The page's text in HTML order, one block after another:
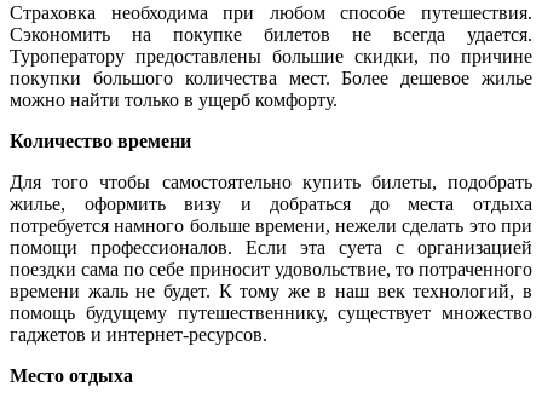
Страховка необходима при любом способе путешествия.
Сэкономить на покупке билетов не всегда удается.
Туроператору предоставлены большие скидки, по причине
покупки большого количества мест. Более дешевое жилье
можно найти только в ущерб комфорту.
Количество времени
Для того чтобы самостоятельно купить билеты, подобрать
жилье, оформить визу и добраться до места отдыха
потребуется намного больше времени, нежели сделать это при
помощи профессионалов. Если эта суета с организацией
поездки сама по себе приносит удовольствие, то потраченного
времени жаль не будет. К тому же в наш век технологий, в
помощь будущему путешественнику, существует множество
гаджетов и интернет-ресурсов.
Место отдыха